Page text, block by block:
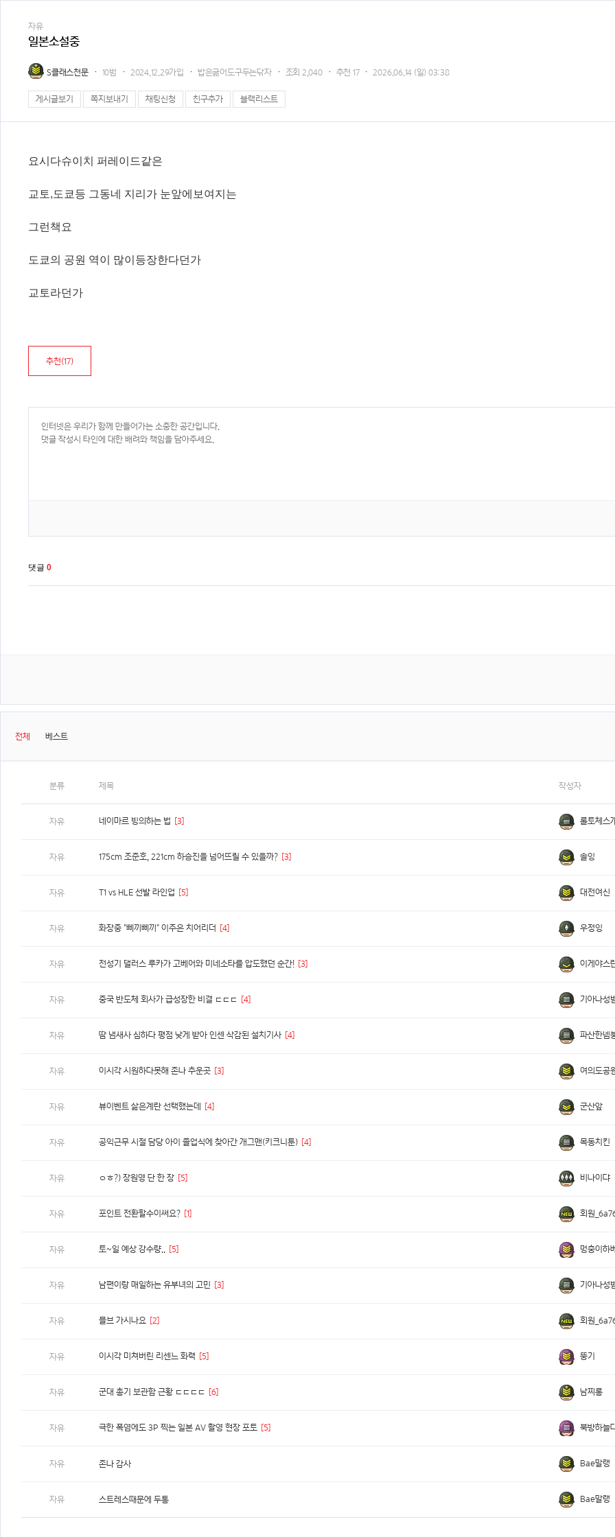
자유
일본소설중
S클래스천문 10범 2024.12.29가입 밥은굶어도구두는닦자 조회 2,040 추천 17 2026.06.14 (일) 03:38
게시글보기 쪽지보내기 채팅신청 친구추가 블랙리스트
요시다슈이치 퍼레이드같은
교토,도쿄등 그동네 지리가 눈앞에보여지는
그런책요
도쿄의 공원 역이 많이등장한다던가
교토라던가
추천(17)
댓글 0
전체 베스트
분류 제목 작성자
자유 네이마르 빙의하는 법 [3] 롤토체스
자유 175cm 조준호, 221cm 하승진을 넘어뜨릴 수 있을까? [3] 솔잉
자유 T1 vs HLE 선발 라인업 [5] 대전여신
자유 화장중 "삐끼삐끼" 이주은 치어리더 [4] 우정잉
자유 전성기 댈러스 루카가 고베어와 미네소타를 압도했던 순간! [3] 이게야스
자유 중국 반도체 회사가 급성장한 비결 ㄷㄷㄷ [4] 기아나성
자유 땀 냄새사 심하다 평점 낮게 받아 인센 삭감된 설치기사 [4] 파산한넴
자유 이시각 시원하다못해 존나 추운곳 [3] 여의도공
자유 뷰이벤트 삶은계란 선택했는데 [4] 군산앞
자유 공익근무 시절 담당 아이 졸업식에 찾아간 개그맨(키크니툰) [4] 목동치킨
자유 ㅇㅎ?) 장원영 단 한 장 [5] 비나이댜
자유 포인트 전환할수이써요? [1] 회원
자유 토~일 예상 강수량.. [5] 멍충이하
자유 남편이랑 매일하는 유부녀의 고민 [3] 기아나성
자유 믈브 가시나요 [2] 회원
자유 이시각 미쳐버린 리센느 화력 [5] 뚱기
자유 군대 총기 보관함 근황 ㄷㄷㄷㄷ [6] 남찌롱
자유 극한 폭염에도 3P 찍는 일본 AV 촬영 현장 포토 [5] 북방하늘
자유 존나 감사 Bae말랭
자유 스트레스때문에 두통 Bae말랭